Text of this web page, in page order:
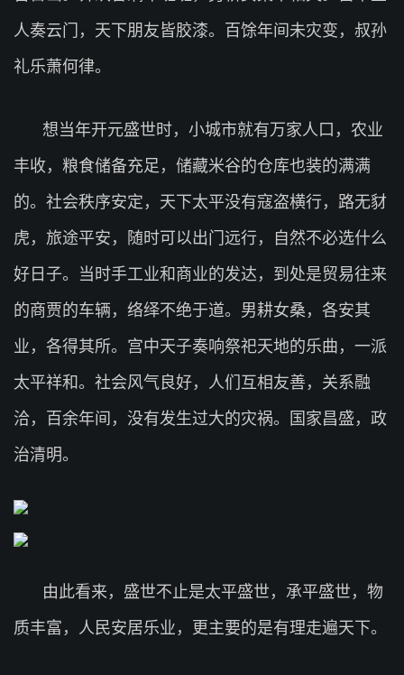
人奏云门，天下朋友皆胶漆。百馀年间未灾变，叔孙
礼乐萧何律。
想当年开元盛世时，小城市就有万家人口，农业
丰收，粮食储备充足，储藏米谷的仓库也装的满满
的。社会秩序安定，天下太平没有寇盗横行，路无豺
虎，旅途平安，随时可以出门远行，自然不必选什么
好日子。当时手工业和商业的发达，到处是贸易往来
的商贾的车辆，络绎不绝于道。男耕女桑，各安其
业，各得其所。宫中天子奏响祭祀天地的乐曲，一派
太平祥和。社会风气良好，人们互相友善，关系融
洽，百余年间，没有发生过大的灾祸。国家昌盛，政
治清明。
由此看来，盛世不止是太平盛世，承平盛世，物
质丰富，人民安居乐业，更主要的是有理走遍天下。